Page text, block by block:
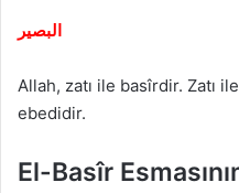
Allah, zatı ile basîrdir. Zatı
ebedidir.
El-Basîr